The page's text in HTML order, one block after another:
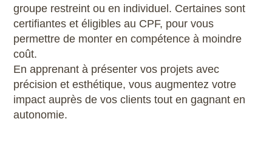
groupe restreint ou en individuel. Certaines sont
certifiantes et éligibles au CPF, pour vous
permettre de monter en compétence à moindre
coût.
En apprenant à présenter vos projets avec
précision et esthétique, vous augmentez votre
impact auprès de vos clients tout en gagnant en
autonomie.